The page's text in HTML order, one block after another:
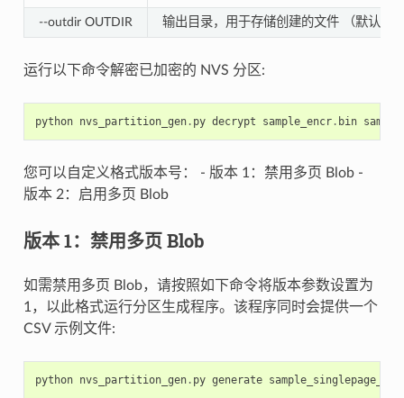
--outdir OUTDIR 输出目录，用于存储创建的文件 （默认当
运行以下命令解密已加密的 NVS 分区:
python nvs_partition_gen. py decrypt sample_encr. bin
您可以自定义格式版本号： - 版本 1：禁用多页 Blob -
版本 2：启用多页 Blob
版本 1：禁用多页 Blob
如需禁用多页 Blob，请按照如下命令将版本参数设置为
1，以此格式运行分区生成程序。该程序同时会提供一个
CSV 示例文件:
python nvs_partition_gen. py generate